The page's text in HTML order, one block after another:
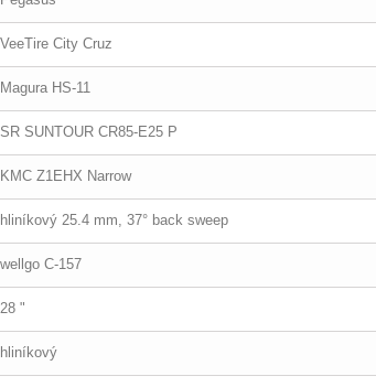
VeeTire City Cruz
Magura HS-11
SR SUNTOUR CR85-E25 P
KMC Z1EHX Narrow
hliníkový 25.4 mm, 37° back sweep
wellgo C-157
28 "
hliníkový